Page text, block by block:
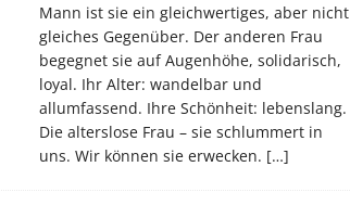
Mann ist sie ein gleichwertiges, aber nicht
gleiches Gegenüber. Der anderen Frau
begegnet sie auf Augenhöhe, solidarisch,
loyal. Ihr Alter: wandelbar und
allumfassend. Ihre Schönheit: lebenslang.
Die alterslose Frau – sie schlummert in
uns. Wir können sie erwecken. […]